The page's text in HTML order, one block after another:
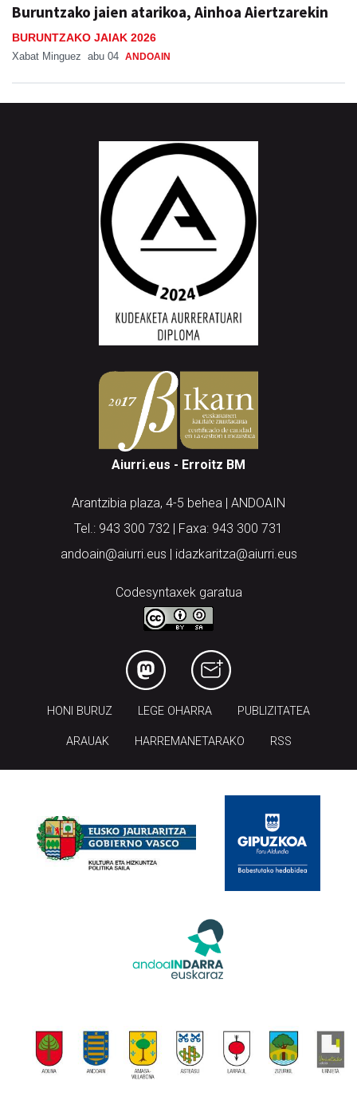
Buruntzako jaien atarikoa, Ainhoa Aiertzarekin
BURUNTZAKO JAIAK 2026
Xabat Minguez abu 04 ANDOAIN
Aiurri.eus - Erroitz BM
Arantzibia plaza, 4-5 behea | ANDOAIN
Tel.: 943 300 732 | Faxa: 943 300 731
andoain@aiurri.eus | idazkaritza@aiurri.eus
Codesyntaxek garatua
HONI BURUZ LEGE OHARRA PUBLIZITATEA
ARAUAK HARREMANETARAKO RSS